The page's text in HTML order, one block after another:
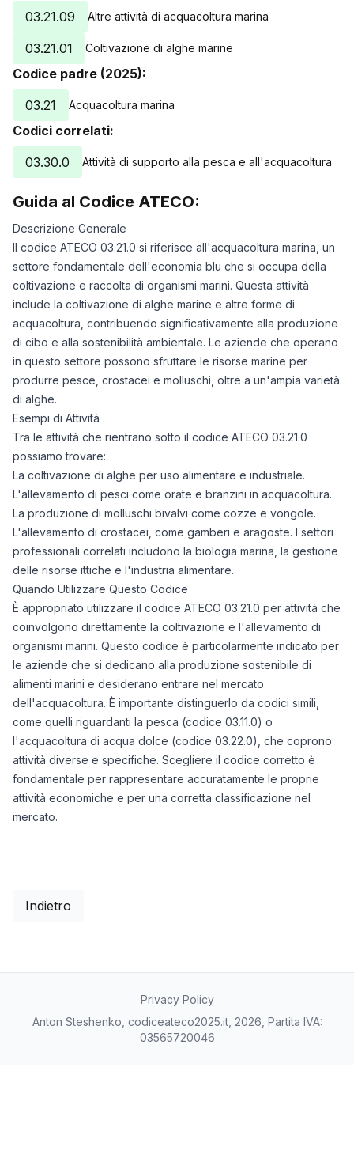
17/06/2025
0
18/06/2025
19/06/2025
20/06/2025
21/06/2025
22/06/2025
23/06/2025
24/06/2025
19/10/2025
22/11/2025
29/01/2026
04/03/2026
0
11/05/2026
0
14/06/2026
0
18/07/2026
0
03.21.09
Altre attività di acquacoltura marina
03.21.01 Coltivazione di alghe marine
Codice padre (2025):
03.21
Acquacoltura marina
Codici correlati:
03.30.0
Attività di supporto alla pesca e all'acquacoltura
Guida al Codice ATECO:
Descrizione Generale
Il codice ATECO 03.21.0 si riferisce all'acquacoltura marina, un
settore fondamentale dell'economia blu che si occupa della
coltivazione e raccolta di organismi marini. Questa attività
include la coltivazione di alghe marine e altre forme di
acquacoltura, contribuendo significativamente alla produzione
di cibo e alla sostenibilità ambientale. Le aziende che operano
in questo settore possono sfruttare le risorse marine per
produrre pesce, crostacei e molluschi, oltre a un'ampia varietà
di alghe.
Esempi di Attività
Tra le attività che rientrano sotto il codice ATECO 03.21.0
possiamo trovare:
La coltivazione di alghe per uso alimentare e industriale.
L'allevamento di pesci come orate e branzini in acquacoltura.
La produzione di molluschi bivalvi come cozze e vongole.
L'allevamento di crostacei, come gamberi e aragoste. I settori
professionali correlati includono la biologia marina, la gestione
delle risorse ittiche e l'industria alimentare.
Quando Utilizzare Questo Codice
È appropriato utilizzare il codice ATECO 03.21.0 per attività che
coinvolgono direttamente la coltivazione e l'allevamento di
organismi marini. Questo codice è particolarmente indicato per
le aziende che si dedicano alla produzione sostenibile di
alimenti marini e desiderano entrare nel mercato
dell'acquacoltura. È importante distinguerlo da codici simili,
come quelli riguardanti la pesca (codice 03.11.0) o
l'acquacoltura di acqua dolce (codice 03.22.0), che coprono
attività diverse e specifiche. Scegliere il codice corretto è
fondamentale per rappresentare accuratamente le proprie
attività economiche e per una corretta classificazione nel
mercato.
Indietro
Privacy Policy
Anton Steshenko, codiceateco2025.it, 2026, Partita IVA:
03565720046